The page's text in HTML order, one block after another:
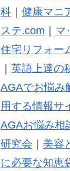
科｜ 健康マニ
ステ.com
マ
住宅リフォー
英語上達の
AGAでお悩み
用する情報サ
AGAお悩み相
研究会
美容
に必要な知恵